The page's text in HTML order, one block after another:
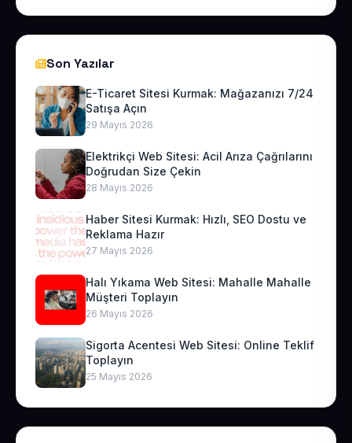
Son Yazılar
E-Ticaret Sitesi Kurmak: Mağazanızı 7/24
Satışa Açın
29 Mayıs 2026
Elektrikçi Web Sitesi: Acil Arıza Çağrılarını
Doğrudan Size Çekin
28 Mayıs 2026
Haber Sitesi Kurmak: Hızlı, SEO Dostu ve
Reklama Hazır
27 Mayıs 2026
Halı Yıkama Web Sitesi: Mahalle Mahalle
Müşteri Toplayın
26 Mayıs 2026
Sigorta Acentesi Web Sitesi: Online Teklif
Toplayın
25 Mayıs 2026